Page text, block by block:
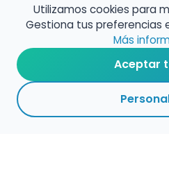
música en
Configura
Contacta con
Utilizamos cookies para
Gestiona tus preferencias
Más
Aceptar